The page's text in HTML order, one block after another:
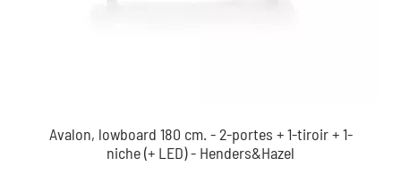
Avalon, lowboard 180 cm. - 2-portes + 1-tiroir + 1-
niche (+ LED) - Henders&Hazel